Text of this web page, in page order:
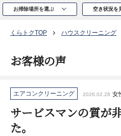
お掃除場所を選ぶ 空き状況を
くらトクTOP ハウスクリーニング
お客様の声
エアコンクリーニング 2026.02.28 女
サービスマンの質が
た。